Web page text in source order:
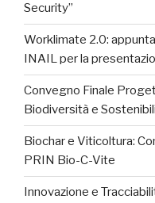
Security”
Worklimate 2.0:
INAIL per la
Convegno Finale
Biodiversità e
Biochar e Viticoltura:
PRIN Bio-C-Vite
Innovazione e